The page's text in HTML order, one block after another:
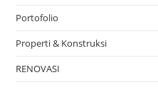
Portofolio
Properti & Konstruksi
RENOVASI